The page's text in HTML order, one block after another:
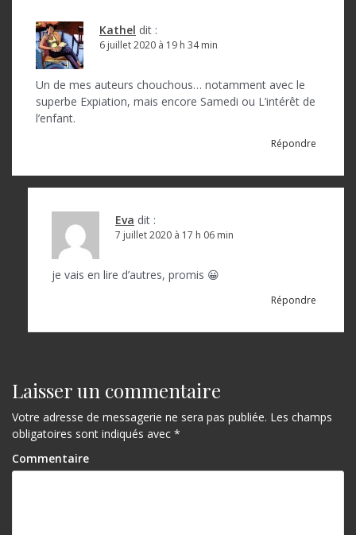
Kathel dit :
6 juillet 2020 à 19 h 34 min
Un de mes auteurs chouchous… notamment avec le
superbe Expiation, mais encore Samedi ou L’intérêt de
l’enfant.
Répondre
Eva dit :
7 juillet 2020 à 17 h 06 min
je vais en lire d’autres, promis 😀
Répondre
Laisser un commentaire
Votre adresse de messagerie ne sera pas publiée. Les champs
obligatoires sont indiqués avec *
Commentaire